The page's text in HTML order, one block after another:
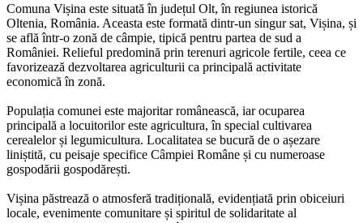
Comuna Vișina este situată în județul Olt, în regiunea istorică
Oltenia, România. Aceasta este formată dintr-un singur sat, Vișina, și
se află într-o zonă de câmpie, tipică pentru partea de sud a
României. Relieful predomină prin terenuri agricole fertile, ceea ce
favorizează dezvoltarea agriculturii ca principală activitate
economică în zonă.
Populația comunei este majoritar românească, iar ocuparea
principală a locuitorilor este agricultura, în special cultivarea
cerealelor și legumicultura. Localitatea se bucură de o așezare
liniștită, cu peisaje specifice Câmpiei Române și cu numeroase
gospodării gospodărești.
Vișina păstrează o atmosferă tradițională, evidențiată prin obiceiuri
locale, evenimente comunitare și spiritul de solidaritate al